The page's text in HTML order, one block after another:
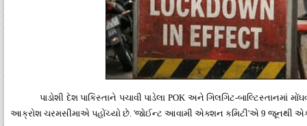
પાડોશી દેશ પાકિસ્તાને પચાવી પાડેલા POK અને ગિલગિટ-
આક્રોશ ચરમસીમાએ પહોંચ્યો છે. 'જોઈન્ટ આવામી એક્શન કમિટી'એ 9 જૂનથી એક